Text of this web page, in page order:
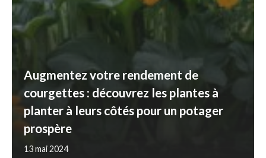
Augmentez votre rendement de
courgettes : découvrez les plantes à
planter à leurs côtés pour un potager
prospère
13 mai 2024